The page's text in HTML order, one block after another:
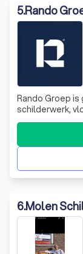
5.Rando
Rando Groep
schilderwerk,
netjes,
garantie. Van
denken mee en
6.Molen